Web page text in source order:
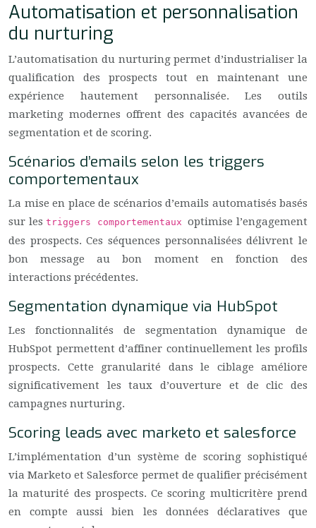
Automatisation et personnalisation
du nurturing
L’automatisation du nurturing permet d’industrialiser la
qualification des prospects tout en maintenant une
expérience hautement personnalisée. Les outils
marketing modernes offrent des capacités avancées de
segmentation et de scoring.
Scénarios d’emails selon les triggers
comportementaux
La mise en place de scénarios d’emails automatisés basés
sur lestriggers comportementauxoptimise l’engagement
des prospects. Ces séquences personnalisées délivrent le
bon message au bon moment en fonction des
interactions précédentes.
Segmentation dynamique via HubSpot
Les fonctionnalités de segmentation dynamique de
HubSpot permettent d’affiner continuellement les profils
prospects. Cette granularité dans le ciblage améliore
significativement les taux d’ouverture et de clic des
campagnes nurturing.
Scoring leads avec marketo et salesforce
L’implémentation d’un système de scoring sophistiqué
via Marketo et Salesforce permet de qualifier précisément
la maturité des prospects. Ce scoring multicritère prend
en compte aussi bien les données déclaratives que